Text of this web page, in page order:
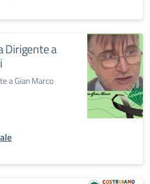
Dirigente a
a Gian Marco